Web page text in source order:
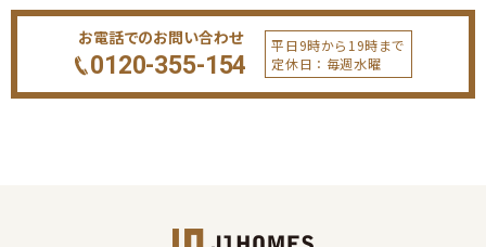
お電話でのお問い合わせ
0120-355-154
平日9時から19時まで
定休日：毎週水曜